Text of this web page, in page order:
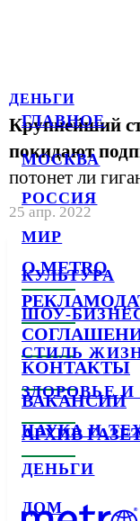
ГЛАВНОЕ
МОСКВА
РОССИЯ
МИР
КУЛЬТУРА
ШОУ-
СТИЛЬ
ЗДОРОВЬЕ
НАУКА И
ДЕНЬГИ
ДОМ
ДЕНЬГИ
Крупнейший
покидают
потонет ли
25 апр. 2022
О METRO
КОНТАКТЫ
ВАКАНСИИ
АРХИВ